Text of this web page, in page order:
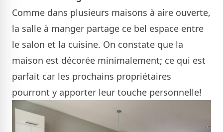
Comme dans plusieurs maisons à aire ouverte,
la salle à manger partage ce bel espace entre
le salon et la cuisine. On constate que la
maison est décorée minimalement; ce qui est
parfait car les prochains propriétaires
pourront y apporter leur touche personnelle!